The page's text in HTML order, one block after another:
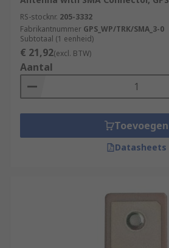
RS-stocknr. 205-3332
Fabrikantnummer GPS_WP/TRK/SMA_3-0
Subtotaal (1 eenheid)
€ 21,92(excl. BTW)
Aantal
Toevoegen
Datasheets